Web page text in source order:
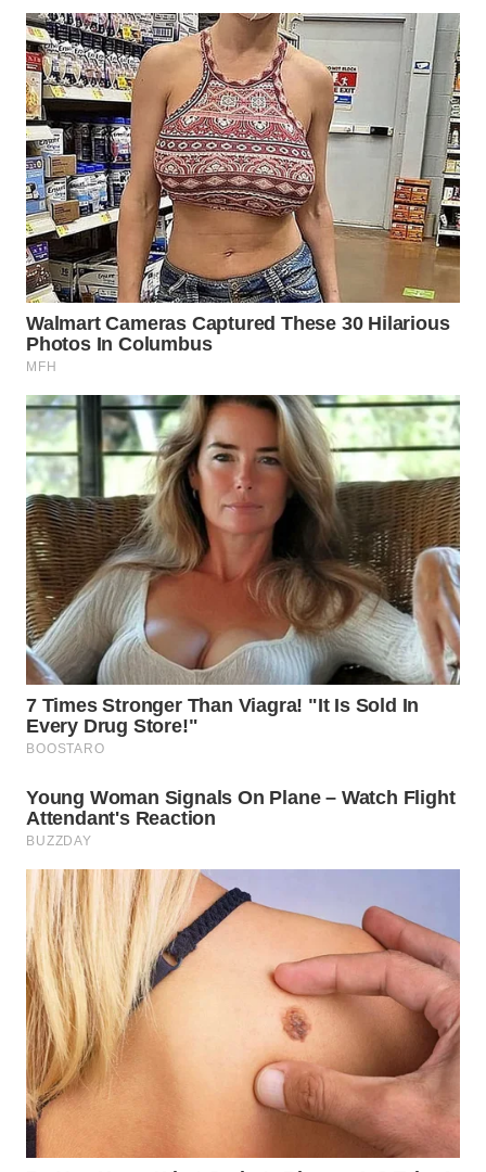
WN
SUKABUMI
WN
PURWAKARTA
WN
PRIANGAN
TIMUR
WN
SEMARANG
WN
SOLO
WN
BOROBUDUR
WN
MADURA
WN
SURABAYA
WN
NATUNA
WN
BINTAN
WN
MANDALIKA
WN
LIKUPANG
WN
LABUANBAJO